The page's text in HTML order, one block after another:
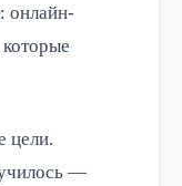
онлайн-
цели.
—